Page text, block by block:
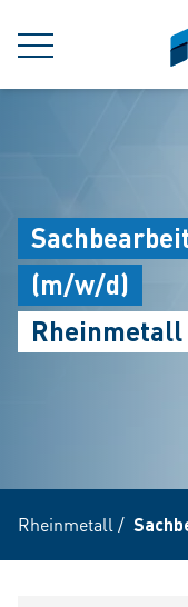
菜单
(m/w/d)
Rheinmetall
Rheinmetall /